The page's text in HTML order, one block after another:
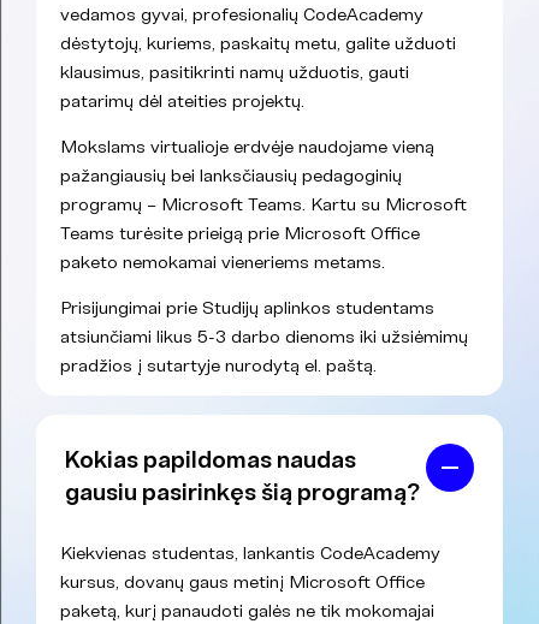
vedamos gyvai, profesionalių CodeAcademy
dėstytojų, kuriems, paskaitų metu, galite užduoti
klausimus, pasitikrinti namų užduotis, gauti
patarimų dėl ateities projektų.
Mokslams virtualioje erdvėje naudojame vieną
pažangiausių bei lanksčiausių pedagoginių
programų – Microsoft Teams. Kartu su Microsoft
Teams turėsite prieigą prie Microsoft Office
paketo nemokamai vieneriems metams.
Prisijungimai prie Studijų aplinkos studentams
atsiunčiami likus 5-3 darbo dienoms iki užsiėmimų
pradžios į sutartyje nurodytą el. paštą.
Kokias papildomas naudas
gausiu pasirinkęs šią programą?
Kiekvienas studentas, lankantis CodeAcademy
kursus, dovanų gaus metinį Microsoft Office
paketą, kurį panaudoti galės ne tik mokomajai